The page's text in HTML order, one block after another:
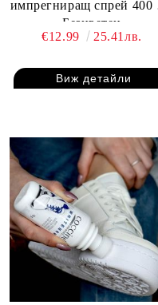
импрегниращ спрей 400
Безцветен
€12.99
25.41лв.
Виж детайли